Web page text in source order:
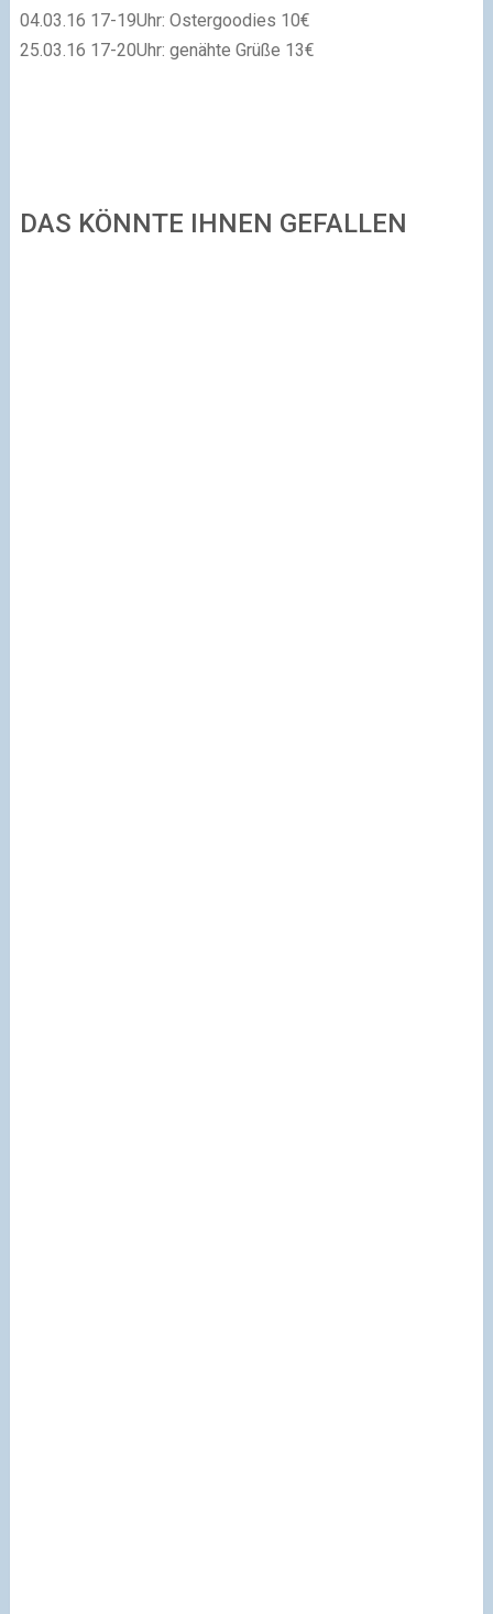
04.03.16 17-19Uhr: Ostergoodies 10€
25.03.16 17-20Uhr: genähte Grüße 13€
DAS KÖNNTE IHNEN GEFALLEN